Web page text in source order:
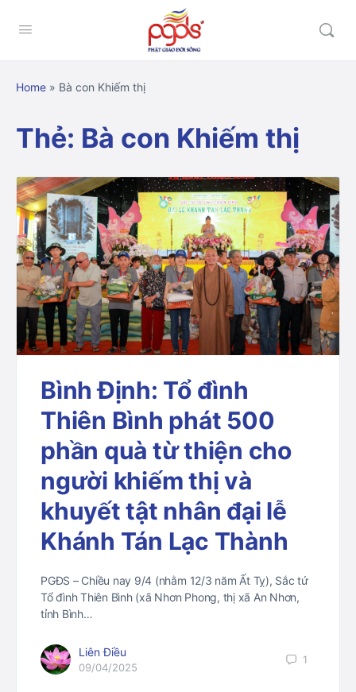
Home » Bà con Khiếm thị
Thẻ: Bà con Khiếm thị
Bình Định: Tổ đình
Thiên Bình phát 500
phần quà từ thiện cho
người khiếm thị và
khuyết tật nhân đại lễ
Khánh Tán Lạc Thành
PGĐS – Chiều nay 9/4 (nhằm 12/3 năm Ất Tỵ), Sắc tứ
Tổ đình Thiên Bình (xã Nhơn Phong, thị xã An Nhơn,
tỉnh Bình…
Liên Điều
09/04/2025
1